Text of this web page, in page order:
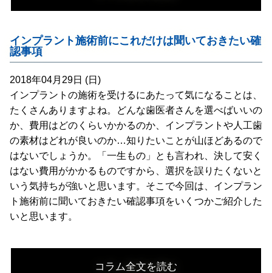
インプラント施術前にこれだけは聞いておきたい確
認事項
2018年04月29日 (日)
インプラントの施術を受けるにあたって気になることは、
たくさんありますよね。どんな歯医者さんを選べばいいの
か、費用はどのくらいかかるのか、インプラントや人工歯
の素材はどれが良いのか…知りたいことが山ほどあるので
はないでしょうか。「一生もの」とも言われ、決して安く
はない費用がかかるものですから、選択を誤りたくないと
いう気持ちが強いと思います。そこで今回は、インプラン
ト施術前に聞いておきたい確認事項をいくつかご紹介した
いと思います。
コラム全文を読む